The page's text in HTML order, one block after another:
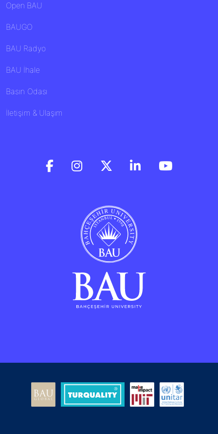
Open BAU
BAUGO
BAU Radyo
BAU İhale
Basın Odası
İletişim & Ulaşım